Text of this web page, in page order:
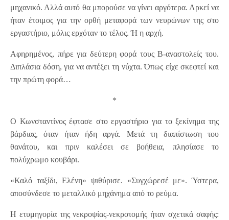
μηχανικό. Αλλά αυτό θα μπορούσε να γίνει αργότερα. Αρκεί να
ήταν έτοιμος για την ορθή μεταφορά των νευρώνων της στο
εργαστήριο, μόλις ερχόταν το τέλος. Ή η αρχή.
Αφηρημένος, πήρε για δεύτερη φορά τους Β-αναστολείς του.
Διπλάσια δόση, για να αντέξει τη νύχτα. Όπως είχε σκεφτεί και
την πρώτη φορά…
*
Ο Κωνσταντίνος έφτασε στο εργαστήριο για το ξεκίνημα της
βάρδιας, όταν ήταν ήδη αργά. Μετά τη διαπίστωση του
θανάτου, και πριν καλέσει σε βοήθεια, πλησίασε το
πολύχρωμο κουβάρι.
«Καλό ταξίδι, Ελένη» ψιθύρισε. «Συγχώρεσέ με». Ύστερα,
αποσύνδεσε το μεταλλικό μηχάνημα από το ρεύμα.
Η ετυμηγορία της νεκροψίας-νεκροτομής ήταν σχετικά σαφής: